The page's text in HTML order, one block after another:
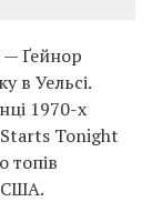
— Ґейнор
в Уельсі.
1970-х
Starts Tonight
топів
США.